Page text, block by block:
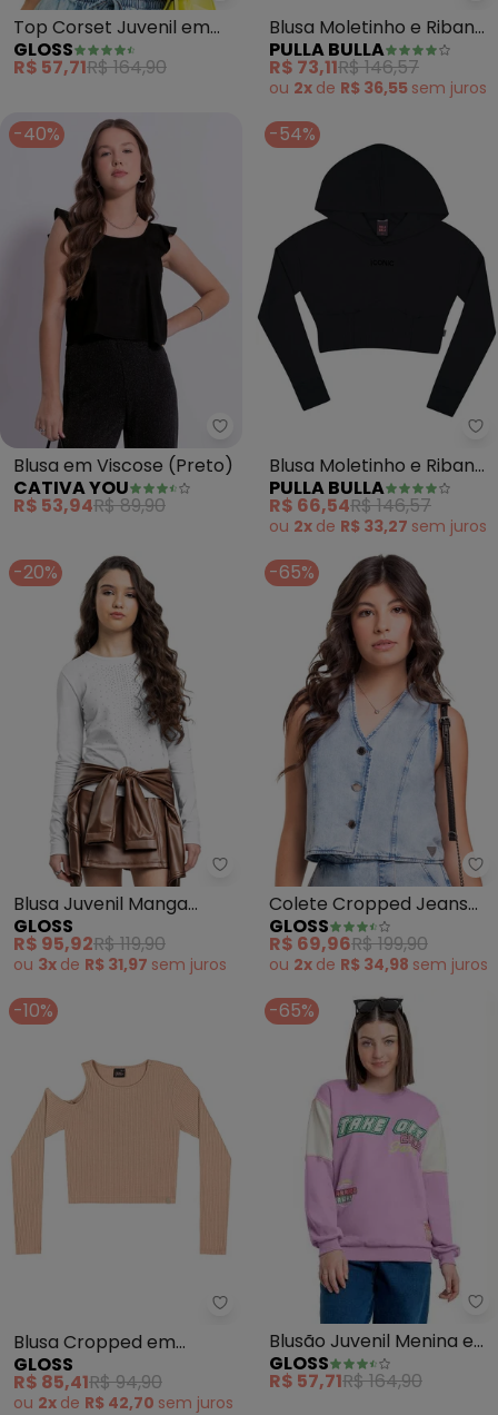
Top Corset Juvenil em
Tricô (Bege)
GLOSS
R$ 57,71R$ 164,90
Blusa Moletinho e Ribana
com Elastano (Roxo)
PULLA BULLA
R$ 73,11R$ 146,57
ou 2x de R$ 36,55 sem juros
-40%
Blusa em Viscose (Preto)
CATIVA YOU
R$ 53,94R$ 89,90
-54%
Blusa Moletinho e Ribana
com Elastano (Preto)
PULLA BULLA
R$ 66,54R$ 146,57
ou 2x de R$ 33,27 sem juros
-20%
Gloss - Blusa Juvenil Manga
Blusa Juvenil Manga
Longa em Cotton Branco
GLOSS
R$ 95,92R$ 119,90
ou 3x de R$ 31,97 sem juros
-65%
Colete Cropped Jeans
Juvenil (Azul)
GLOSS
R$ 69,96R$ 199,90
ou 2x de R$ 34,98 sem juros
-10%
Gloss - Blusa Cropped em
Blusa Cropped em
Ribana Canelada Bege
GLOSS
R$ 85,41R$ 94,90
ou 2x de R$ 42,70 sem juros
-65%
Blusão Juvenil Menina em
Moletom (Roxo)
GLOSS
R$ 57,71R$ 164,90